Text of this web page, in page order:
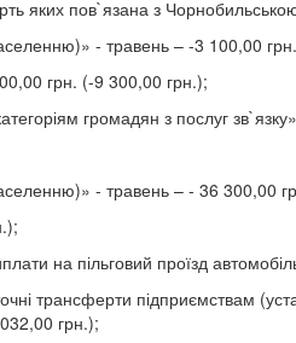
яких пов`язана з
- травень – -3 100,00
грн. (-9 300,00 грн.);
громадян з послуг
- травень – - 36 300,00
на пільговий проїзд
трансферти підприємствам
грн.);